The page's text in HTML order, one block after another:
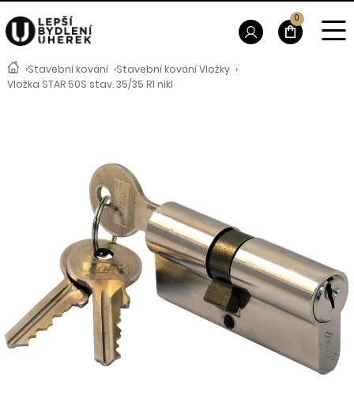
›Stavební kování ›Stavební kování Vložky ›
Vložka STAR 50S stav. 35/35 R1 nikl
0